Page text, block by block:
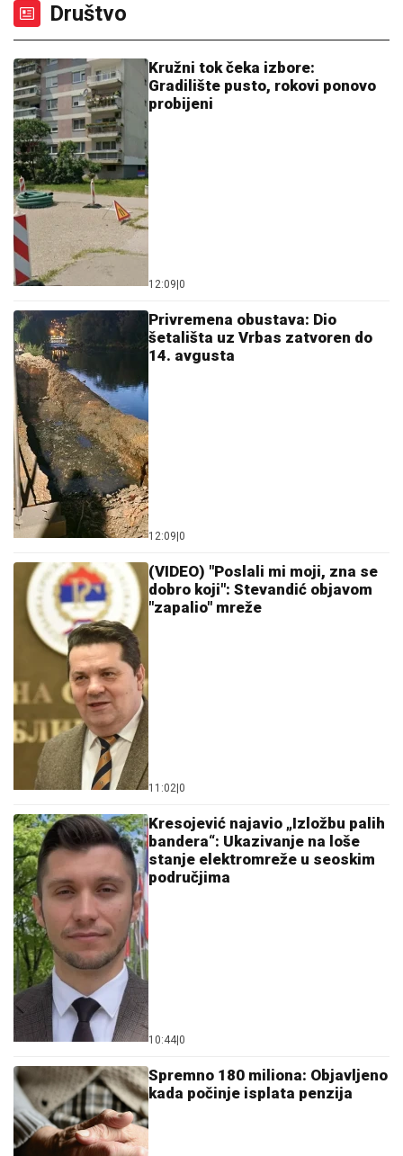
Društvo
Kružni tok čeka izbore:
Gradilište pusto, rokovi ponovo
probijeni
12:09 0
Privremena obustava: Dio
šetališta uz Vrbas zatvoren do
14. avgusta
12:09 0
(VIDEO) "Poslali mi moji, zna se
dobro koji": Stevandić objavom
"zapalio" mreže
11:02 0
Kresojević najavio „Izložbu palih
bandera“: Ukazivanje na loše
stanje elektromreže u seoskim
područjima
10:44 0
Spremno 180 miliona: Objavljeno
kada počinje isplata penzija